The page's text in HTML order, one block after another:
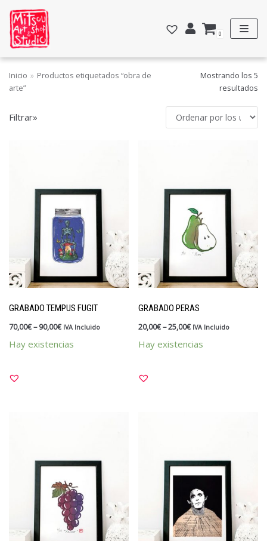
Saltar
al
contenido
0
FILTRAR POR PRECIO
FILTRAR 500€
Personalizadas
Estampación textil
Totebags
General
Grabados
Kits y packs
OUTLET
Inicio » Productos etiquetados “obra de
arte”
Mostrando los 5
resultados
Filtrar»
GRABADO TEMPUS FUGIT
70,00€–90,00€ IVA Incluido
Hay existencias
GRABADO PERAS
20,00€–25,00€ IVA Incluido
Hay existencias